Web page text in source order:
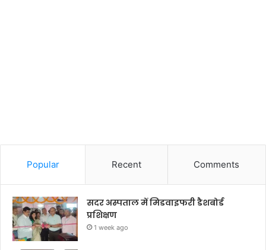
Popular Recent Comments
सदर अस्पताल में मिडवाइफरी डैशबोर्ड
प्रशिक्षण
1 week ago